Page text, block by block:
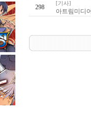
298
[기사]
아트림미디